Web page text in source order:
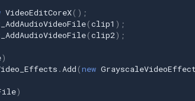
VideoEditCoreX();
(clip1 );
(clip2);
)
. Add (new GrayscaleVideoEffect
)